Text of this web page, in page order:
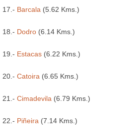
17.- Barcala (5.62 Kms.)
18.- Dodro (6.14 Kms.)
19.- Estacas (6.22 Kms.)
20.- Catoira (6.65 Kms.)
21.- Cimadevila (6.79 Kms.)
22.- Piñeira (7.14 Kms.)